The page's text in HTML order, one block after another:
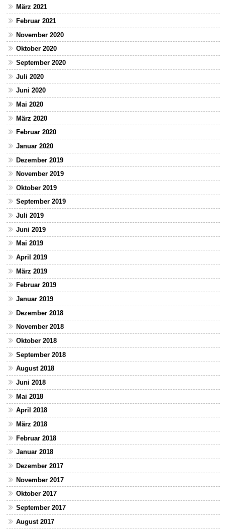
März 2021
Februar 2021
November 2020
Oktober 2020
September 2020
Juli 2020
Juni 2020
Mai 2020
März 2020
Februar 2020
Januar 2020
Dezember 2019
November 2019
Oktober 2019
September 2019
Juli 2019
Juni 2019
Mai 2019
April 2019
März 2019
Februar 2019
Januar 2019
Dezember 2018
November 2018
Oktober 2018
September 2018
August 2018
Juni 2018
Mai 2018
April 2018
März 2018
Februar 2018
Januar 2018
Dezember 2017
November 2017
Oktober 2017
September 2017
August 2017